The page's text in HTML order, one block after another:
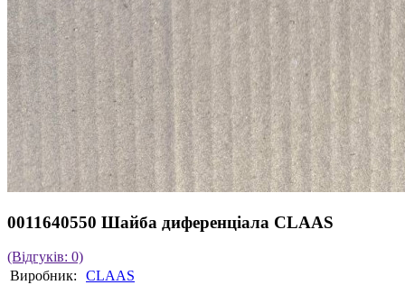
0011640550 Шайба диференціала CLAAS
(Відгуків: 0)
Виробник:
CLAAS